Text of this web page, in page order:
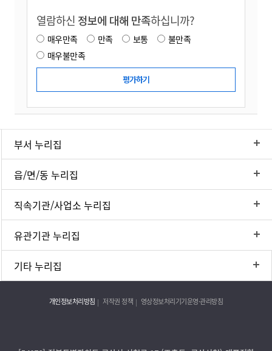
열람하신 정보에 대해 만족하십니까?
매우만족 만족 보통
불만족
매우불만족
부서 누리집
읍/면/동 누리집
직속기관/사업소 누리집
유관기관 누리집
기타 누리집
개인정보처리방침 저작권 정책 영상정보처리기기운영·관리방침